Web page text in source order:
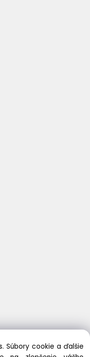
Súbory cookie a ďalšie